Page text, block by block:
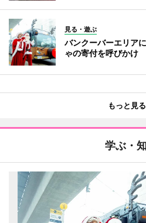
見る・遊ぶ
バンクーバーエリア
ゃの寄付を呼びかけ
もっと見る
学ぶ・